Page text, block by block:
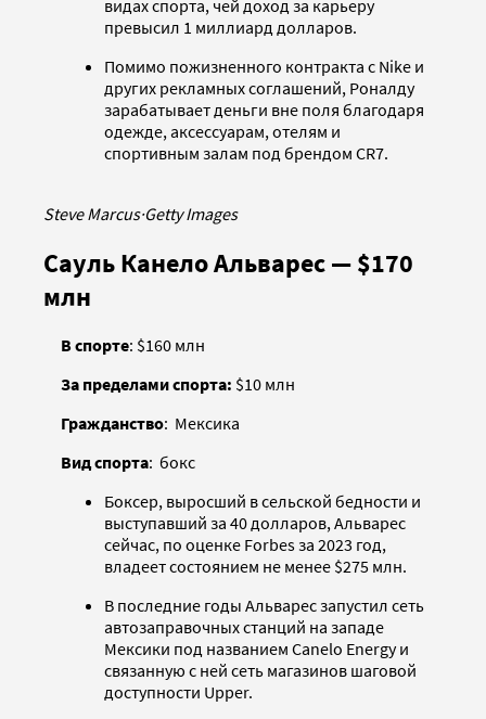
видах спорта, чей доход за карьеру
превысил 1 миллиард долларов.
Помимо пожизненного контракта с Nike и
других рекламных соглашений, Роналду
зарабатывает деньги вне поля благодаря
одежде, аксессуарам, отелям и
спортивным залам под брендом CR7.
Steve Marcus·Getty Images
Сауль Канело Альварес — $170
млн
В спорте: $160 млн
За пределами спорта: $10 млн
Гражданство: Мексика
Вид спорта: бокс
Боксер, выросший в сельской бедности и
выступавший за 40 долларов, Альварес
сейчас, по оценке Forbes за 2023 год,
владеет состоянием не менее $275 млн.
В последние годы Альварес запустил сеть
автозаправочных станций на западе
Мексики под названием Canelo Energy и
связанную с ней сеть магазинов шаговой
доступности Upper.